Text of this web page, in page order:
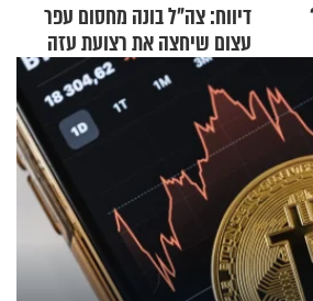
דיווח: צה"ל בונה מחסום עפר
עצום שיחצה את רצועת עזה
לשניים